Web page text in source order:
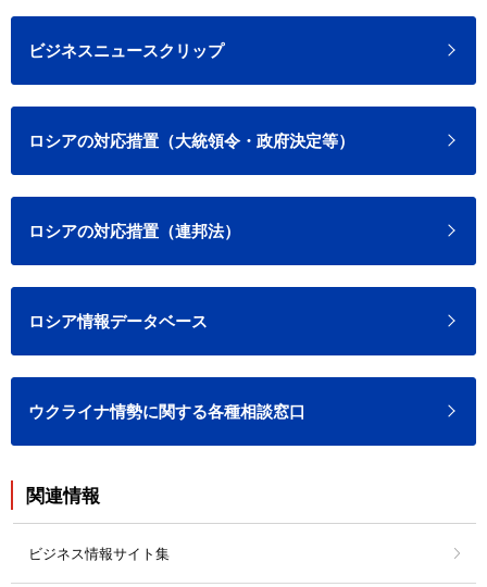
ビジネスニュースクリップ
ロシアの対応措置（大統領令・政府決定等）
ロシアの対応措置（連邦法）
ロシア情報データベース
ウクライナ情勢に関する各種相談窓口
関連情報
ビジネス情報サイト集